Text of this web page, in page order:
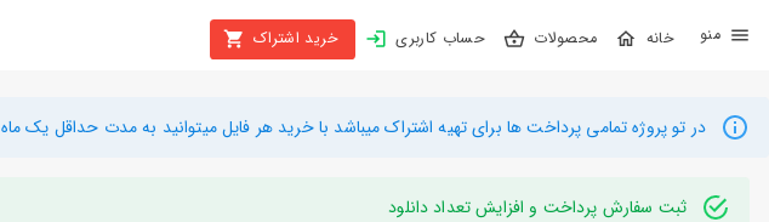
محصولات حساب کاربری خرید اشتراک
بستن
محصولات
اشتراک
در تو پروژه تمامی پرداخت ها برای تهیه اشتراک میباشد با خرید هر فایل میتوانید به مدت حداقل یک ماه 35 فایل را دانلود کنید
ثبت سفارش پرداخت و افزایش تعداد دانلود